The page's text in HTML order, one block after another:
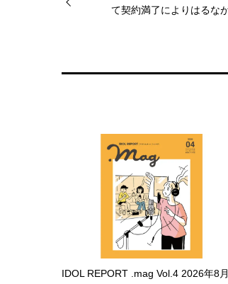
て契約満了によりはるな
IDOL REPORT .mag Vol.4 2026年8月